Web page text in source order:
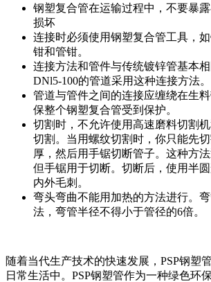
钢塑复合管在运输过程中，不要暴
损坏
连接时必须使用钢塑复合管工具，
钳和管钳。
连接方法和管件与传统镀锌管基本
DNl5-100的管道采用这种连接方法。
管道与管件之间的连接应缠绕在生
保整个钢塑复合管受到保护。
切割时，不允许使用高速磨料切割
切割。当用螺纹切割时，你只能先
厚，然后用手锯切断管子。这种方
但手锯用于切断。切断后，使用半
内外毛刺。
弯头弯曲不能用加热的方法进行。
法，弯管半径不得小于管径的6倍。
随着当代生产技术的快速发展，PSP钢塑
日常生活中。PSP钢塑管作为一种绿色环